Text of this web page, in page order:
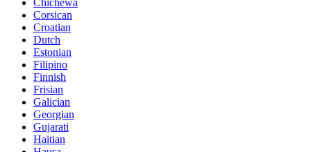
Chichewa
Corsican
Croatian
Dutch
Estonian
Filipino
Finnish
Frisian
Galician
Georgian
Gujarati
Haitian